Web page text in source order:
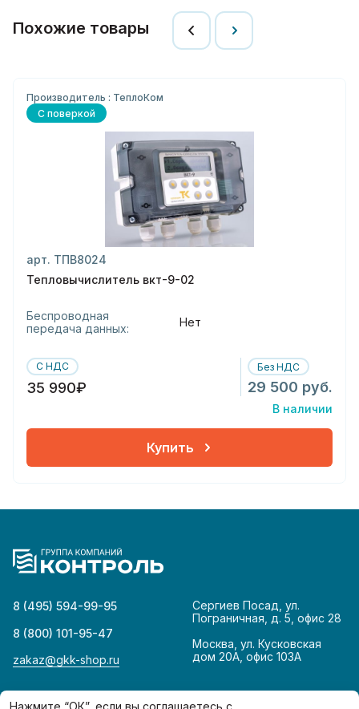
Похожие товары
Производитель : ТеплоКом
С поверкой
арт. ТПВ8024
Тепловычислитель вкт-9-02
Беспроводная
передача данных:
Нет
С НДС
35 990₽
Без НДС
29 500 руб.
В наличии
Купить
8 (495) 594-99-95
8 (800) 101-95-47
zakaz@gkk-shop.ru
Сергиев Посад, ул.
Пограничная, д. 5, офис 28
Москва, ул. Кусковская
дом 20А, офис 103А
© 2026Политика конфиденциальности
Нажмите “ОК”, если вы соглашаетесь с